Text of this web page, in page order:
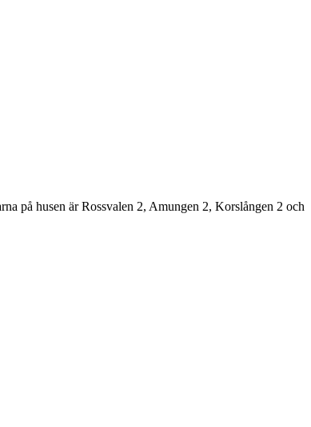
på husen är Rossvalen 2, Amungen 2, Korslången 2 och